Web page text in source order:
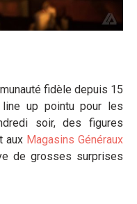
fidèle depuis 15
up pointu pour les
soir, des figures
aux Magasins Généraux
de grosses surprises